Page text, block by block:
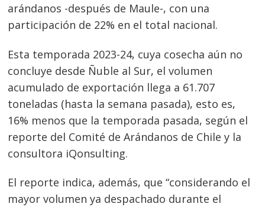
arándanos -después de Maule-, con una
participación de 22% en el total nacional.
Esta temporada 2023-24, cuya cosecha aún no
concluye desde Ñuble al Sur, el volumen
acumulado de exportación llega a 61.707
toneladas (hasta la semana pasada), esto es,
16% menos que la temporada pasada, según el
reporte del Comité de Arándanos de Chile y la
consultora iQonsulting.
El reporte indica, además, que “considerando el
mayor volumen ya despachado durante el